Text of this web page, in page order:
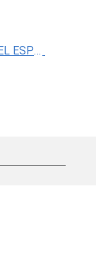
DRA. LIZBEL ESPERANZA LEON SOLIS